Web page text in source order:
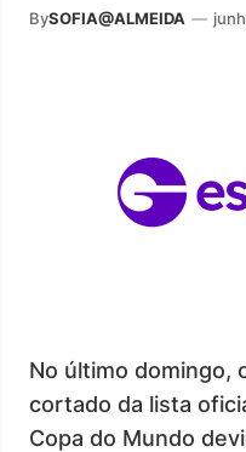
BySOFIA@ALMEIDA —
No último domingo,
cortado da lista
Copa do Mundo